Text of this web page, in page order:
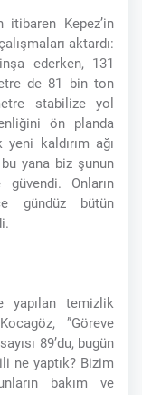
itibaren Kepez’in
aktardı:
ederken, 131
de 81 bin ton
stabilize yol
ön planda
kaldırım ağı
yana biz şunun
güvendi. Onların
gündüz bütün
yapılan temizlik
”Göreve
89’du, bugün
ne yaptık? Bizim
bakım ve